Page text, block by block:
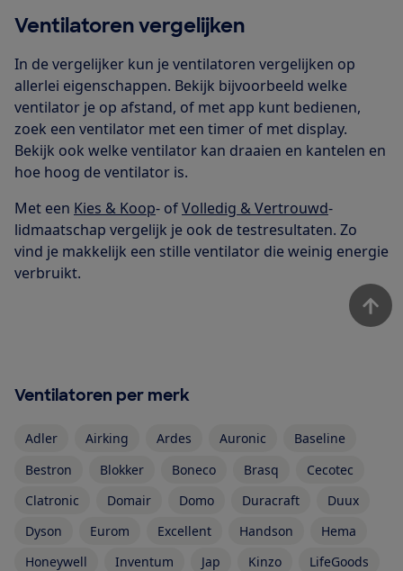
Ventilatoren vergelijken
In de vergelijker kun je ventilatoren vergelijken op
allerlei eigenschappen. Bekijk bijvoorbeeld welke
ventilator je op afstand, of met app kunt bedienen,
zoek een ventilator met een timer of met display.
Bekijk ook welke ventilator kan draaien en kantelen en
hoe hoog de ventilator is.
Met een Kies & Koop- ofVolledig & Vertrouwd-
lidmaatschap vergelijk je ook de testresultaten. Zo
vind je makkelijk een stille ventilator die weinig energie
verbruikt.
Ventilatoren per merk
Adler Airking Ardes Auronic
Baseline
Bestron
Blokker Boneco Brasq
Cecotec
Clatronic
Domair Domo Duracraft
Duux
Dyson
Eurom Excellent Handson
Hema
Honeywell
Inventum Jap Kinzo
LifeGoods